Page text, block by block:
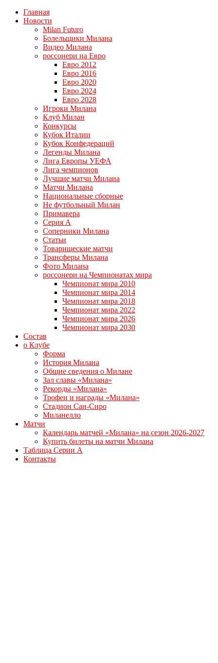
Главная
Новости
Milan Futuro
Болельщики Милана
Видео Милана
россонери на Евро
Евро 2012
Евро 2016
Евро 2020
Евро 2024
Евро 2028
Игроки Милана
Клуб Милан
Конкурсы
Кубок Италии
Кубок Конфедераций
Легенды Милана
Лига Европы УЕФА
Лига чемпионов
Лучшие матчи Милана
Матчи Милана
Национальные сборные
Не футбольный Милан
Примавера
Серия А
Соперники Милана
Статьи
Товарищеские матчи
Трансферы Милана
Фото Милана
россонери на Чемпионатах мира
Чемпионат мира 2010
Чемпионат мира 2014
Чемпионат мира 2018
Чемпионат мира 2022
Чемпионат мира 2026
Чемпионат мира 2030
Состав
о Клубе
Форма
История Милана
Общие сведения о Милане
Зал славы «Милана»
Рекорды «Милана»
Трофеи и награды «Милана»
Стадион Сан-Сиро
Миланелло
Матчи
Календарь матчей «Милана» на сезон 2026-2027
Купить билеты на матчи Милана
Таблица Серии А
Контакты